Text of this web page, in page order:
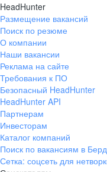
HeadHunter
Размещение вакансий
Поиск по резюме
О компании
Наши вакансии
Реклама на сайте
Требования к ПО
Безопасный HeadHunter
HeadHunter API
Партнерам
Инвесторам
Каталог компаний
Поиск по вакансиям в
Сетка: соцсеть для